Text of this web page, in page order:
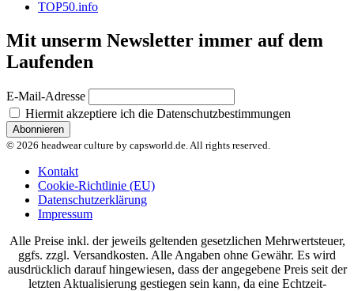
TOP50.info
Mit unserm Newsletter immer auf dem
Laufenden
E-Mail-Adresse
Hiermit akzeptiere ich die Datenschutzbestimmungen
© 2026 headwear culture by capsworld.de. All rights reserved.
Kontakt
Cookie-Richtlinie (EU)
Datenschutzerklärung
Impressum
Alle Preise inkl. der jeweils geltenden gesetzlichen Mehrwertsteuer,
ggfs. zzgl. Versandkosten. Alle Angaben ohne Gewähr. Es wird
ausdrücklich darauf hingewiesen, dass der angegebene Preis seit der
letzten Aktualisierung gestiegen sein kann, da eine Echtzeit-